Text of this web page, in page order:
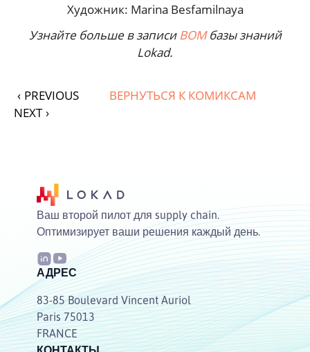
Художник: Marina Besfamilnaya
Узнайте больше в записиBOMбазы знаний
Lokad.
‹ PREVIOUS
ВЕРНУТЬСЯ К КОМИКСАМ
NEXT ›
Ваш второй пилот для supply chain.
Оптимизирует ваши решения каждый день.
АДРЕС
83-85 Boulevard Vincent Auriol
Paris 75013
FRANCE